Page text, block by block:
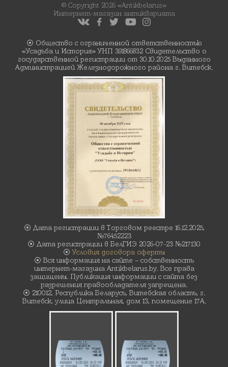
© Copyright 2026 «Antikbelarus»
Интернет-магазин антиквариата
⦿ Общество с ограниченной ответственностью
«Усадьба и История» УНП 391866832 Свидетельство о
государственной регистрации от 30.10.2025 Выданного
Администрацией Железнодорожного района г. Витебск.
⦿ Дата регистрации в Торговом реестре 16.12.2025,
№76452223
⦿ Дата регистрации в БелГИЭ 2026-07-23 №217130
⦿Условия договора оферты
⦿ Вся информация на сайте – собственность
интернет-магазина Antikbelarus.by. Все права
защищены. Публикация информации с сайта без
разрешения правообладателя запрещена.
⦿ 210012, Республика Беларусь, Витебская область, г.
Витебск, улица Центральная, дом 13, помещение 17А.